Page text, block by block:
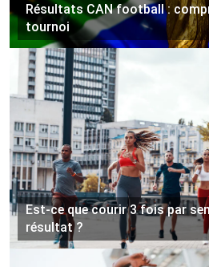
Résultats CAN football :
tournoi
Est-ce que courir 3 fois par
résultat ?